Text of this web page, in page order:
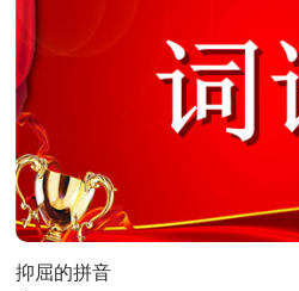
抑屈的拼音